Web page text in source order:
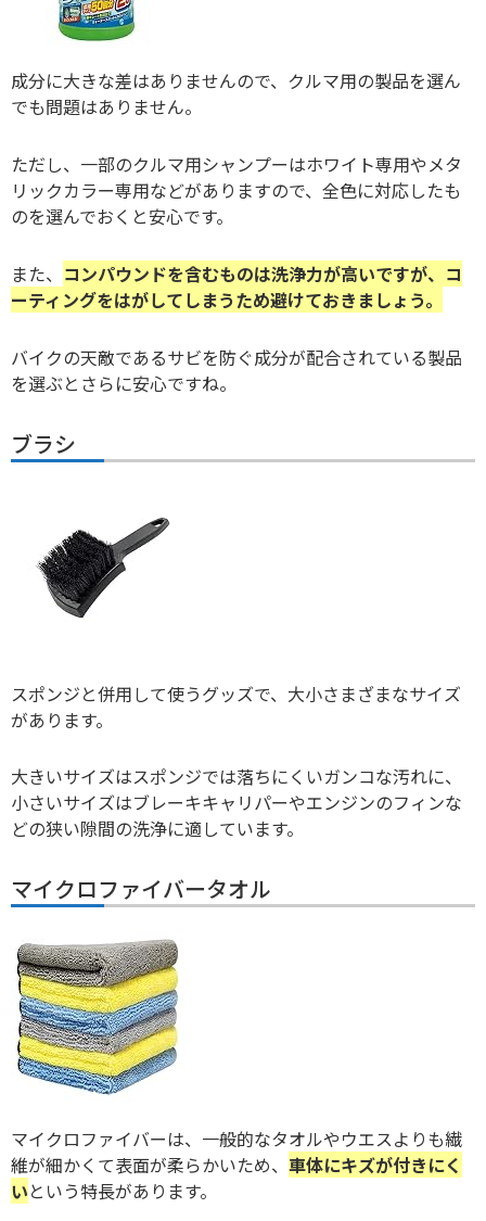
成分に大きな差はありませんので、クルマ用の製品を選ん
でも問題はありません。
ただし、一部のクルマ用シャンプーはホワイト専用やメタ
リックカラー専用などがありますので、全色に対応したも
のを選んでおくと安心です。
また、 コンパウンドを含むものは洗浄力が高いですが、コ
ーティングをはがしてしまうため避けておきましょう。
バイクの天敵であるサビを防ぐ成分が配合されている製品
を選ぶとさらに安心ですね。
ブラシ
スポンジと併用して使うグッズで、大小さまざまなサイズ
があります。
大きいサイズはスポンジでは落ちにくいガンコな汚れに、
小さいサイズはブレーキキャリパーやエンジンのフィンな
どの狭い隙間の洗浄に適しています。
マイクロファイバータオル
マイクロファイバーは、一般的なタオルやウエスよりも繊
維が細かくて表面が柔らかいため、 車体にキズが付きにく
いという特長があります。